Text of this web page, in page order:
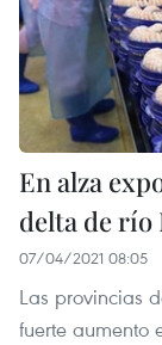
En alza
delta de río
07/04/2021 08:05
Las provincias
fuerte aumento